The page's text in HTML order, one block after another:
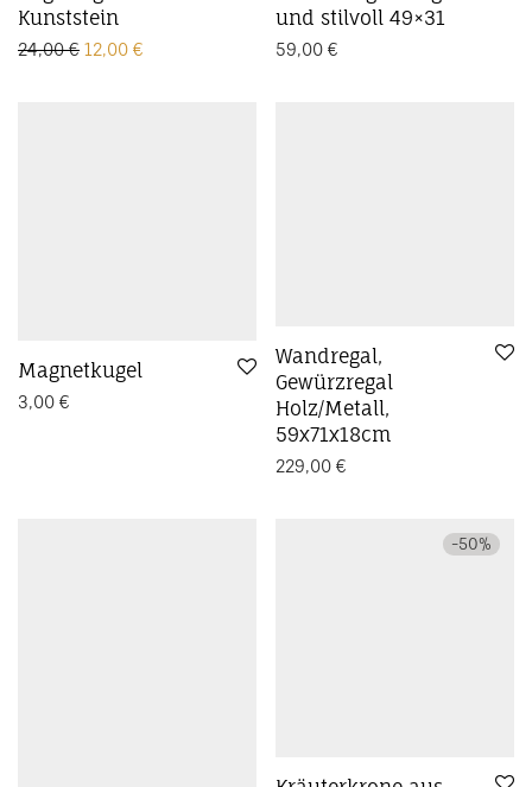
Kunststein
24,00€ Ursprünglicher Preis war: 24,00 €
12,00 € Aktueller Preis ist: 12,00 €.
und stilvoll 49×31
59,00 €
Magnetkugel
3,00 €
Wandregal,
Gewürzregal
Holz/Metall,
59x71x18cm
229,00 €
-50%